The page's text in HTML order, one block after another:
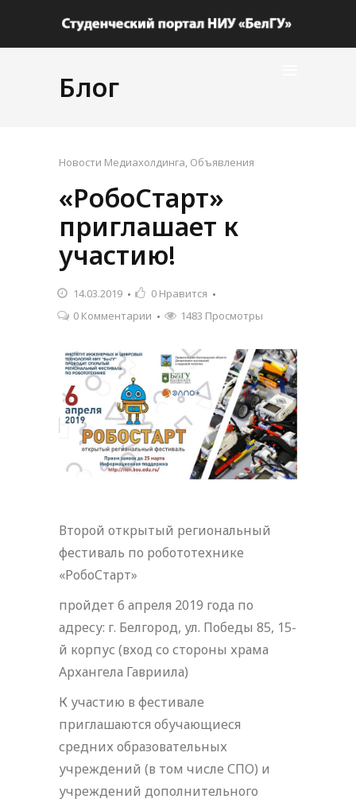
Блог
Новости Медиахолдинга, Объявления
«РобоСтарт»
приглашает к
участию!
14.03.2019 0 Нравится
0 Комментарии
1483 Просмотры
Второй открытый региональный
фестиваль по робототехнике
«РобоСтарт»
пройдет 6 апреля 2019 года по
адресу: г. Белгород, ул. Победы 85, 15-
й корпус (вход со стороны храма
Архангела Гавриила)
К участию в фестивале
приглашаются обучающиеся
средних образовательных
учреждений (в том числе СПО) и
учреждений дополнительного